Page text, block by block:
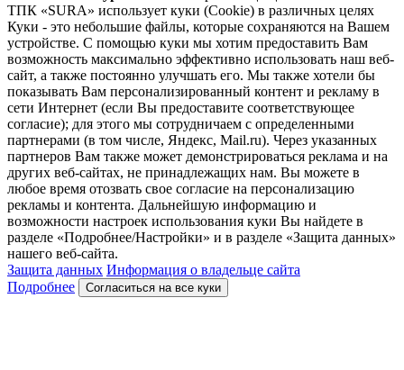
ТПК «SURA» использует куки (Cookie) в различных целях
Куки - это небольшие файлы, которые сохраняются на Вашем
устройстве. С помощью куки мы хотим предоставить Вам
возможность максимально эффективно использовать наш веб-
сайт, а также постоянно улучшать его. Мы также хотели бы
показывать Вам персонализированный контент и рекламу в
сети Интернет (если Вы предоставите соответствующее
согласие); для этого мы сотрудничаем с определенными
партнерами (в том числе, Яндекс, Mail.ru). Через указанных
партнеров Вам также может демонстрироваться реклама и на
других веб-сайтах, не принадлежащих нам. Вы можете в
любое время отозвать свое согласие на персонализацию
рекламы и контента. Дальнейшую информацию и
возможности настроек использования куки Вы найдете в
разделе «Подробнее/Настройки» и в разделе «Защита данных»
нашего веб-сайта.
Защита данных Информация о владельце сайта
Подробнее
Согласиться на все куки